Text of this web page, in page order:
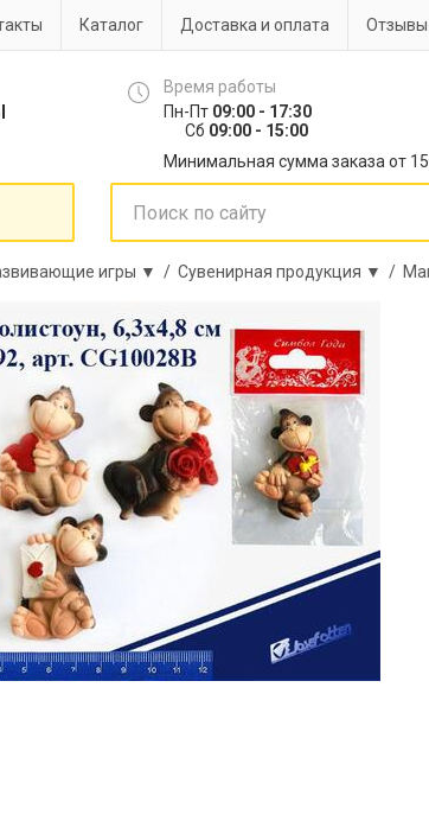
Каталог Доставка и оплата Отзывы
Время работы
Пн-Пт 09:00 - 17:30
Сб 09:00 - 15:00
Минимальная сумма заказа от
игры ▼ / Сувенирная продукция ▼ /